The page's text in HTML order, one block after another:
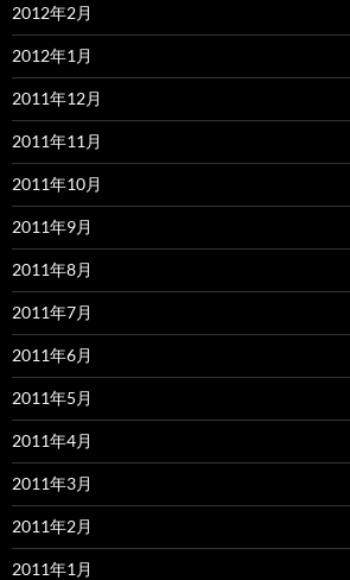
2012年2月
2012年1月
2011年12月
2011年11月
2011年10月
2011年9月
2011年8月
2011年7月
2011年6月
2011年5月
2011年4月
2011年3月
2011年2月
2011年1月